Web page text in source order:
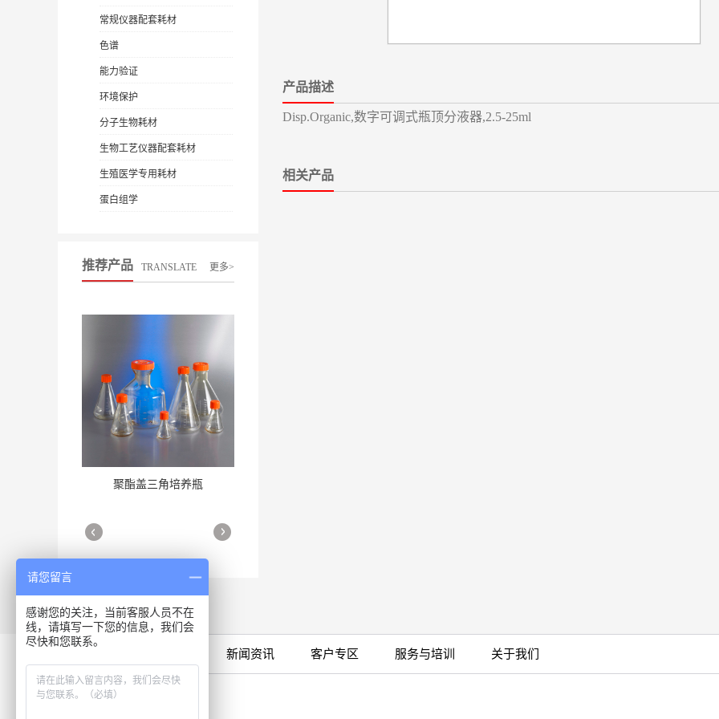
常规仪器配套耗材
色谱
能力验证
环境保护
分子生物耗材
生物工艺仪器配套耗材
生殖医学专用耗材
蛋白组学
推荐产品 TRANSLATE 更多>
聚酯盖三角培养瓶
More
产品描述
Disp.Organic,数字可调式瓶顶分液器,2.5-25ml
相关产品
新闻资讯 客户专区 服务与培训 关于我们
咨询专线
请您留言
感谢您的关注，当前客服人员不在
线，请填写一下您的信息，我们会
尽快和您联系。